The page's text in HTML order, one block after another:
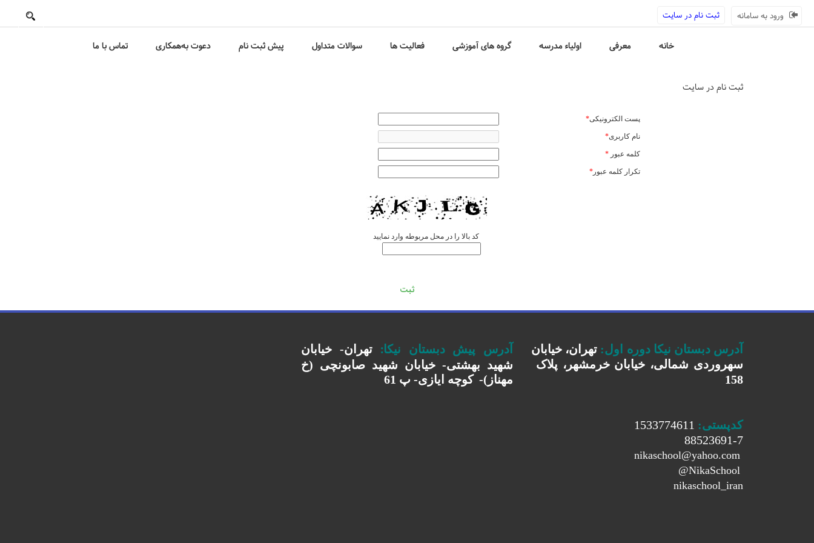
ورود به سامانه ثبت نام در سایت
خانه معرفی اولیاء مدرسه گروه های آموزشی فعالیت ها سوالات متداول پیش ثبت نام دعوت به‌همکاری تماس با ما
ثبت نام در سایت
پست الکترونیکی*
نام کاربری*
کلمه عبور *
تکرار کلمه عبور*
کد بالا را در محل مربوطه وارد نمایید
آدرس دبستان نیکا دوره اول: تهران، خیابان
سهروردی شمالی، خیابان خرمشهر، پلاک
158
کدپستی:
88523691-7
nikaschool@yahoo.com
NikaSchool
@
nikaschool_iran
آدرس پیش دبستان نیکا:
تهران- خیابان
شهید بهشتی- خیابان شهید صابونچی (خ
مهناز)- کوچه ایازی- پ 61